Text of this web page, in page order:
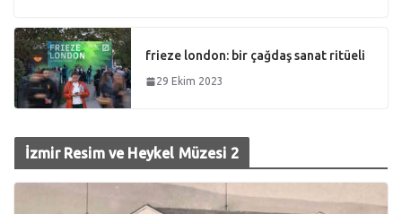
frieze london: bir çağdaş sanat ritüeli
29 Ekim 2023
İzmir Resim ve Heykel Müzesi 2